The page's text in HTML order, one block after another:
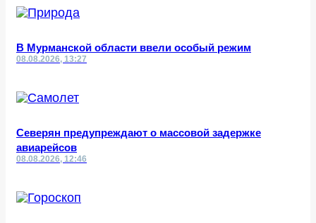
В Мурманской области ввели особый режим
08.08.2026, 13:27
Северян предупреждают о массовой задержке
авиарейсов
08.08.2026, 12:46